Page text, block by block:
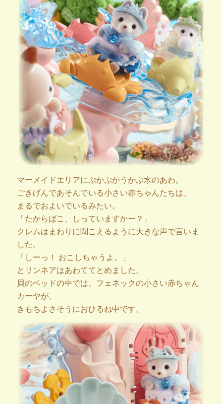
マーメイドエリアにぷかぷかうかぶ水のあわ。
ごきげんであそんでいる小さい赤ちゃんたちは、
まるでおよいでいるみたい。
「たからばこ、しっていますかー？」
クレムはまわりに聞こえるように大きな声で言いま
した。
「しーっ！ おこしちゃうよ。」
とリンネアはあわててとめました。
貝のベッドの中では、フェネックの小さい赤ちゃん
カーヤが、
きもちよさそうにおひるね中です。